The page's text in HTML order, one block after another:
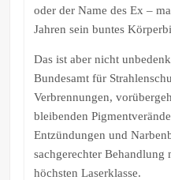
oder der Name des Ex –
Jahren sein buntes
Das ist aber nicht
Bundesamt für
Verbrennungen,
bleibenden
Entzündungen und
sachgerechter Behandlung
höchsten Laserklasse.